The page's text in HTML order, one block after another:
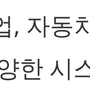
, 자동
한 시